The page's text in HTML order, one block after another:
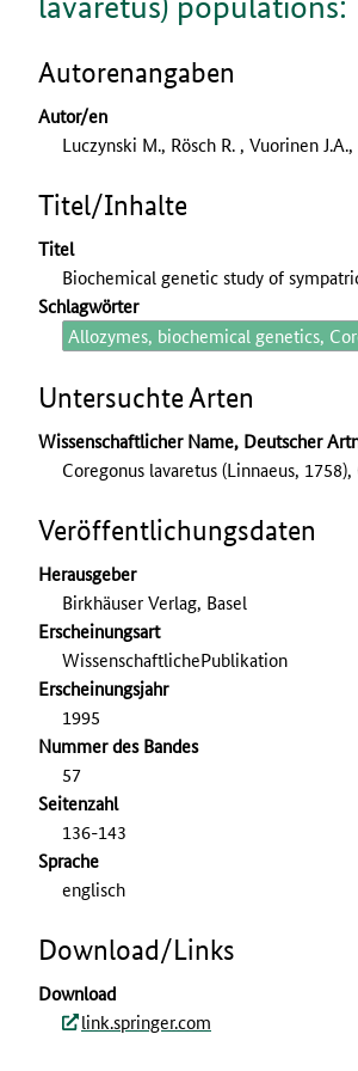
Autorenangaben
Autor/en
Luczynski M., Rösch R. , Vuorinen J.A.,
Titel/Inhalte
Titel
Biochemical genetic study of
Schlagwörter
Allozymes, biochemical genetics,
Untersuchte Arten
Wissenschaftlicher Name, Deutscher
Coregonus lavaretus (Linnaeus,
Veröffentlichungsdaten
Herausgeber
Birkhäuser Verlag, Basel
Erscheinungsart
WissenschaftlichePublikation
Erscheinungs­jahr
1995
Nummer des Bandes
57
Seitenzahl
136-143
Sprache
englisch
Download/Links
Download
link.springer.com